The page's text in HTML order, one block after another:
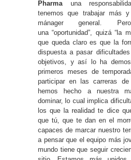
Pharma una
tenemos que trabajar más y
mánager general.
una “oportunidad”, quizá “la
que queda claro es que la
dispuesta a pasar
objetivos, y así lo ha
primeros meses de
participar en las carreras
hemos hecho a nuestra
dominar, lo cual implica
los que la realidad te dice
que tú, que te dan en el
capaces de marcar nuestro
a pensar que el equipo más
mundo tiene que seguir